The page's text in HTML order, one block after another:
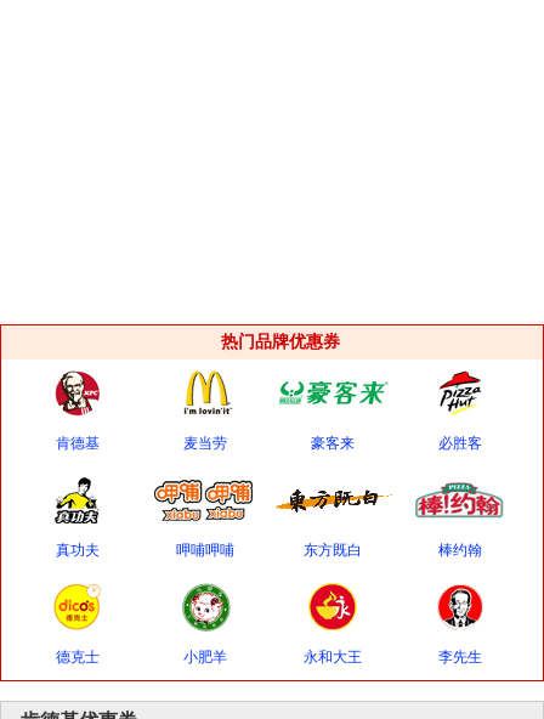
热门品牌优惠券
肯德基 麦当劳 豪客来 必胜客
真功夫 呷哺呷哺 东方既白 棒约翰
德克士 小肥羊 永和大王 李先生